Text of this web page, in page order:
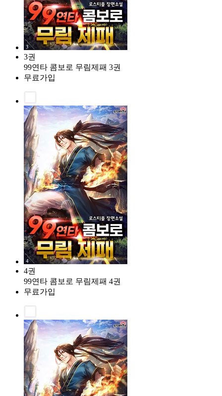
3권
99연타 콤보로 무림제패 3권
무료가입
4권
99연타 콤보로 무림제패 4권
무료가입